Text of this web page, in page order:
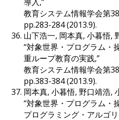
教育システム情報学会第
pp.283-284 (2013.9).
山下浩一, 岡本真, 小暮悟,
“対象世界・プログラム・
重ループ教育の実践,”
教育システム情報学会第
pp.383-384 (2013.9).
岡本真, 小暮悟, 野口靖浩,
“対象世界・プログラム・
プログラミング・アルゴ